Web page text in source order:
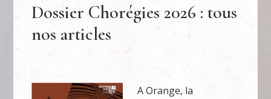
Dossier Chorégies 2026 : tous
nos articles
A Orange, la